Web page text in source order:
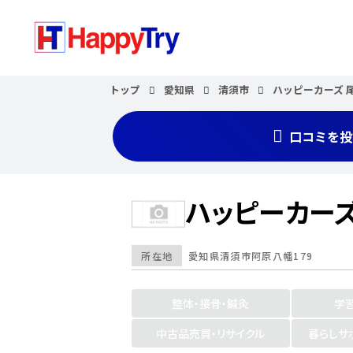
トップ 愛知県 清須市 ハッピーカーズ
口コミを
ハッピーカー
所在地 愛知県清須市阿原八幡179
整体・接骨・鍼灸
学
中古品売買・リサイクル
暮らしサ